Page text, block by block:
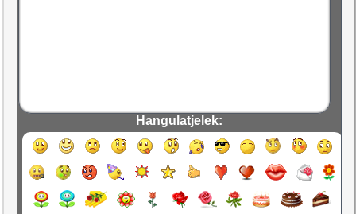
Hangulatjelek: